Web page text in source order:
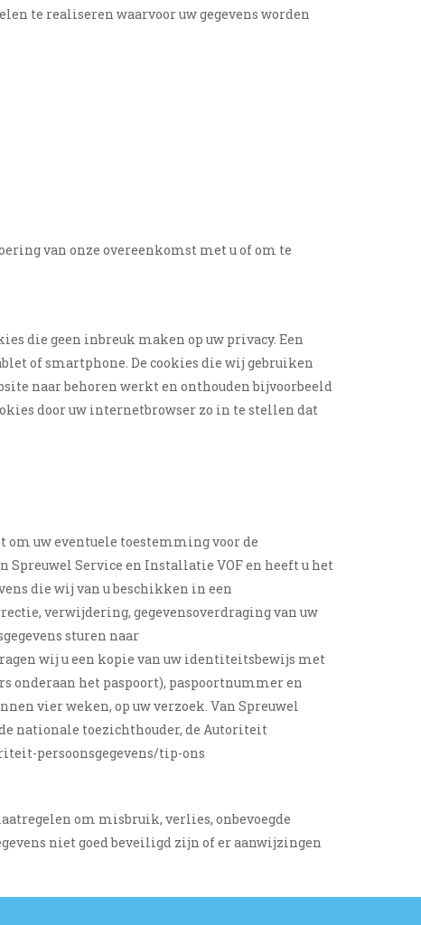
te realiseren waarvoor uw gegevens worden
van onze overeenkomst met u of om te
die geen inbreuk maken op uw privacy. Een
of smartphone. De cookies die wij gebruiken
naar behoren werkt en onthouden bijvoorbeeld
door uw internetbrowser zo in te stellen dat
om uw eventuele toestemming voor de
Spreuwel Service en Installatie VOF en heeft u het
die wij van u beschikken in een
verwijdering, gegevensoverdraging van uw
sturen naar
wij u een kopie van uw identiteitsbewijs met
onderaan het paspoort), paspoortnummer en
vier weken, op uw verzoek. Van Spreuwel
nationale toezichthouder, de Autoriteit
persoonsgegevens/tip-ons
om misbruik, verlies, onbevoegde
niet goed beveiligd zijn of er aanwijzingen